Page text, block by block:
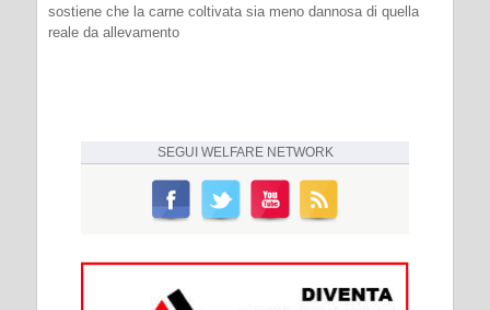
sostiene che la carne coltivata sia meno dannosa di quella
reale da allevamento
SEGUI WELFARE NETWORK